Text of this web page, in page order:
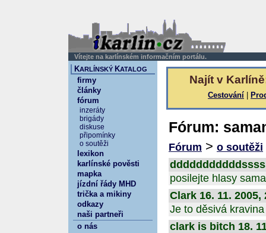
Vítejte na karlínském informačním portálu.
Najít v
Cestování
Fórum:
Fórum > o soutěži
posilejte hlasy
Clark 16. 11. 2005,
Je to děsivá
clark is bitch 18.
KARLÍNSKÝ KATALOG
firmy
články
fórum
inzeráty
brigády
diskuse
připomínky
o soutěži
lexikon
karlínské pověsti
mapka
jízdní řády MHD
trička a mikiny
odkazy
naši partneři
o nás